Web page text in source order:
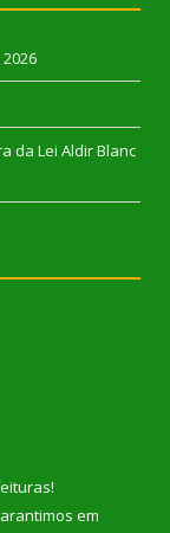
da Lei Aldir Blanc
!
em